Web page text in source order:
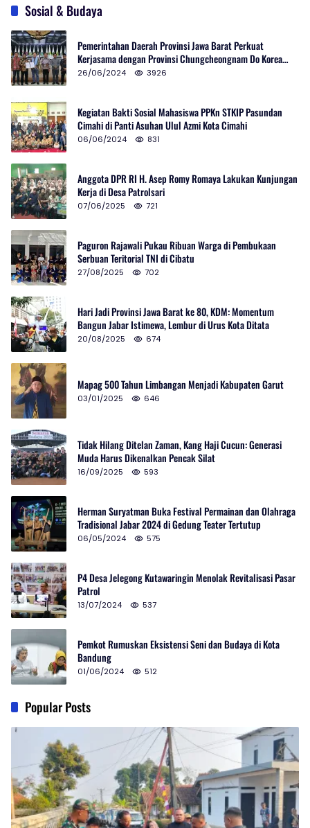
Sosial & Budaya
Pemerintahan Daerah Provinsi Jawa Barat Perkuat
Kerjasama dengan Provinsi Chungcheongnam Do Korea
Selatan
26/06/2024 3926
Kegiatan Bakti Sosial Mahasiswa PPKn STKIP Pasundan
Cimahi di Panti Asuhan Ulul Azmi Kota Cimahi
06/06/2024 831
Anggota DPR RI H. Asep Romy Romaya Lakukan Kunjungan
Kerja di Desa Patrolsari
07/06/2025 721
Paguron Rajawali Pukau Ribuan Warga di Pembukaan
Serbuan Teritorial TNI di Cibatu
27/08/2025 702
Hari Jadi Provinsi Jawa Barat ke 80, KDM: Momentum
Bangun Jabar Istimewa, Lembur di Urus Kota Ditata
20/08/2025 674
Mapag 500 Tahun Limbangan Menjadi Kabupaten Garut
03/01/2025 646
Tidak Hilang Ditelan Zaman, Kang Haji Cucun: Generasi
Muda Harus Dikenalkan Pencak Silat
16/09/2025 593
Herman Suryatman Buka Festival Permainan dan Olahraga
Tradisional Jabar 2024 di Gedung Teater Tertutup
06/05/2024 575
P4 Desa Jelegong Kutawaringin Menolak Revitalisasi Pasar
Patrol
13/07/2024 537
Pemkot Rumuskan Eksistensi Seni dan Budaya di Kota
Bandung
01/06/2024 512
Popular Posts